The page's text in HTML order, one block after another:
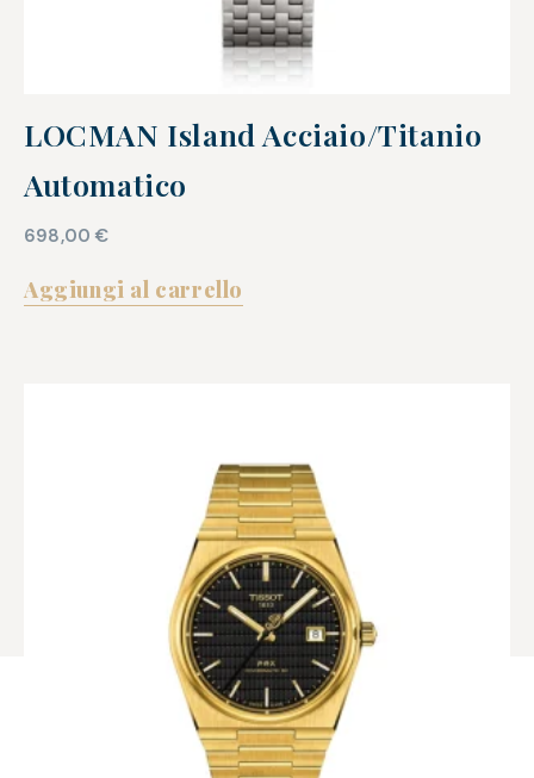
LOCMAN Island Acciaio/Titanio
Automatico
698,00€
Aggiungi al carrello